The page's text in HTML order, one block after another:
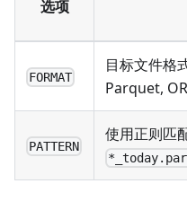
选项
FORMAT
目标文件格
Parquet,
PATTERN
使用正则匹